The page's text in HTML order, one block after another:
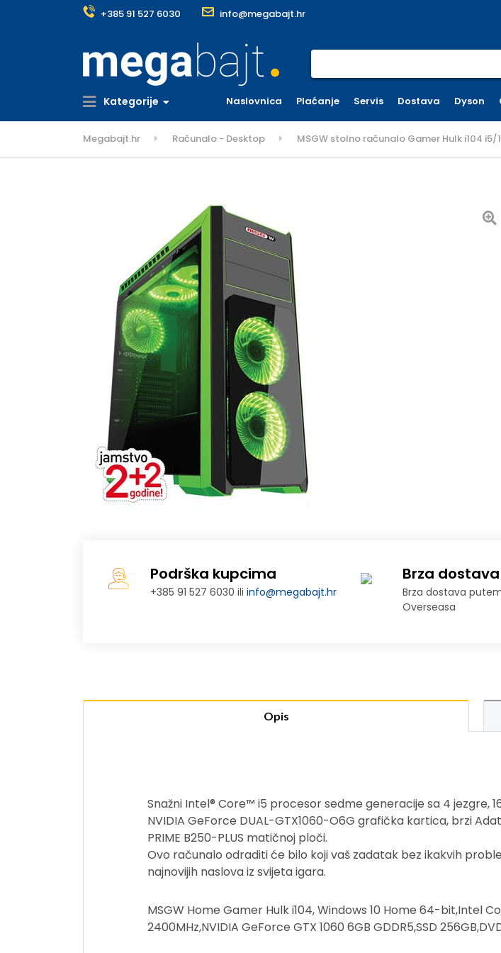
+385 91 527 6030 info@megabajt.hr
Kategorije Naslovnica Plaćanje Servis Dostava Dyson
Megabajt.hr Računalo - Desktop MSGW stolno računalo Gamer Hulk i104 i5/
Podrška kupcima
+385 91 527 6030 iliinfo@megabajt.hr
Brza dostava
Brza dostava
Overseasa
Opis
Snažni Intel® Core™ i5 procesor sedme generacije sa 4 jezgre,
NVIDIA GeForce DUAL-GTX1060-O6G grafička kartica, brzi
PRIME B250-PLUS matičnoj ploči.
Ovo računalo odraditi će bilo koji vaš zadatak bez ikakvih
najnovijih naslova iz svijeta igara.
MSGW Home Gamer Hulk i104, Windows 10 Home 64-bit,Intel
2400MHz,NVIDIA GeForce GTX 1060 6GB GDDR5,SSD